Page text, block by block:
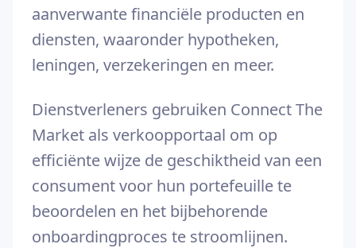
aanverwante financiële producten en
diensten, waaronder hypotheken,
leningen, verzekeringen en meer.
Dienstverleners gebruiken Connect The
Market als verkoopportaal om op
efficiënte wijze de geschiktheid van een
consument voor hun portefeuille te
beoordelen en het bijbehorende
onboardingproces te stroomlijnen.